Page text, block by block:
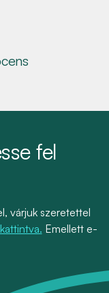
fel
várjuk szeretettel
Emellett e-